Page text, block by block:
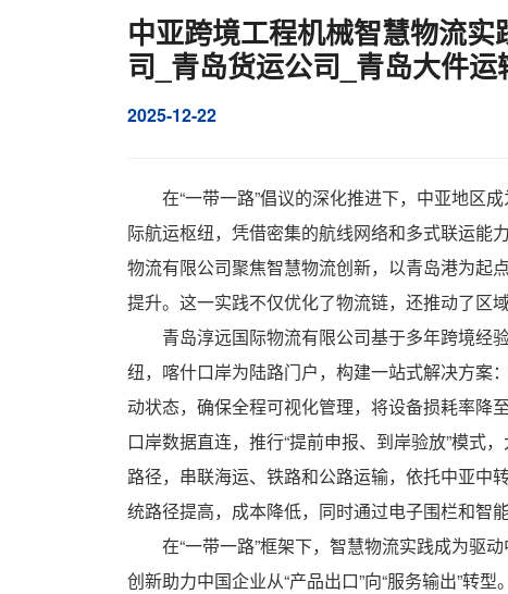
中亚跨境工程机械智慧物流
司_青岛货运公司_青岛大件运
2025-12-22
在“一带一路”倡议的深化推进下，中亚地区
际航运枢纽，凭借密集的航线网络和多式联运能
物流有限公司聚焦智慧物流创新，以青岛港为起
提升。这一实践不仅优化了物流链，还推动了区
青岛淳远国际物流有限公司基于多年跨境经
纽，喀什口岸为陆路门户，构建一站式解决方案
动状态，确保全程可视化管理，将设备损耗率降
口岸数据直连，推行“提前申报、到岸验放”模式
路径，串联海运、铁路和公路运输，依托中亚
统路径提高，成本降低，同时通过电子围栏和智
在“一带一路”框架下，智慧物流实践成为驱
创新助力中国企业从“产品出口”向“服务输出”转